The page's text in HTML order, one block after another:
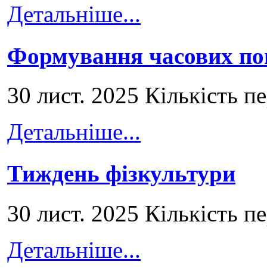
Детальніше...
Формування часових
30 лист. 2025 Кількість
Детальніше...
Тиждень фізкультури
30 лист. 2025 Кількість
Детальніше...